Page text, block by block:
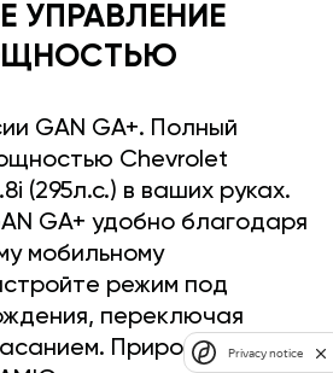
УПРАВЛЕНИЕ
GAN GA+. Полный
Chevrolet
(295л.с.) в ваших руках.
GA+ удобно благодаря
мобильному
режим под
переключая
Прирост
Privacy notice